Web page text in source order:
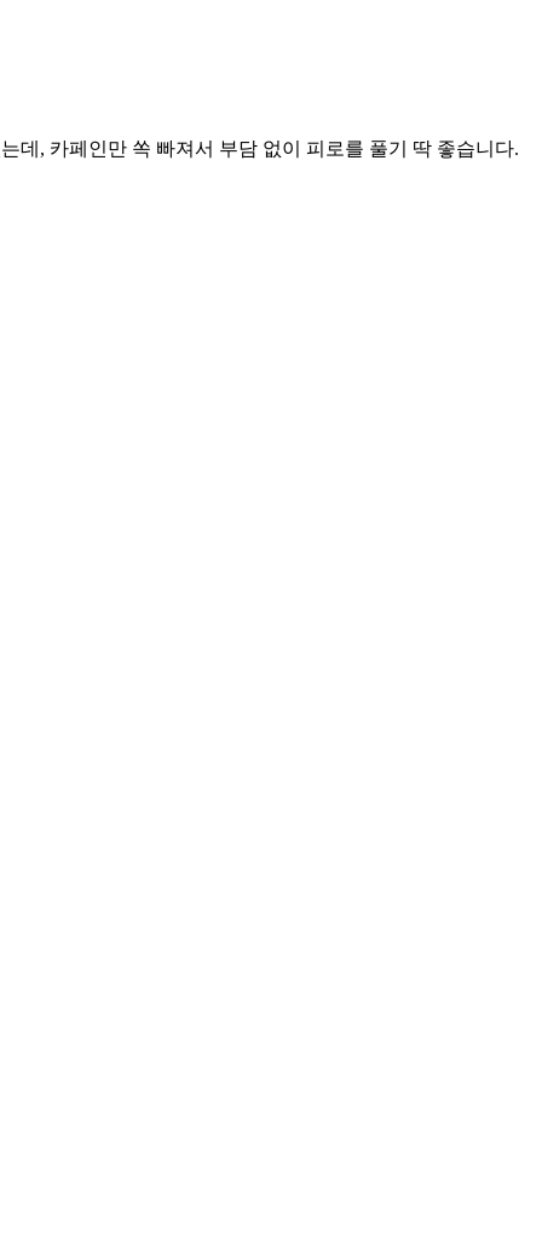
데, 카페인만 쏙 빠져서 부담 없이 피로를 풀기 딱 좋습니다.